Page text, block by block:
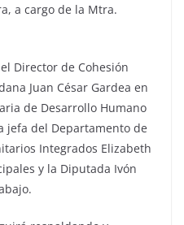
a cargo de la Mtra.
Director de Cohesión
Juan César Gardea en
de Desarrollo Humano
jefa del Departamento de
Integrados Elizabeth
y la Diputada Ivón